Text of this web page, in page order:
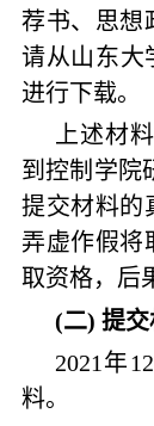
荐书、思想
请从山东大
进行下载。
上述材
到控制学院
提交材料的
弄虚作假将
取资格，后
(二) 提交
2021年
料。